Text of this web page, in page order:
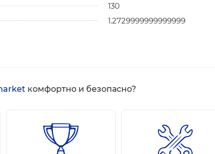
130
1.2729999999999999
комфортно и безопасно?